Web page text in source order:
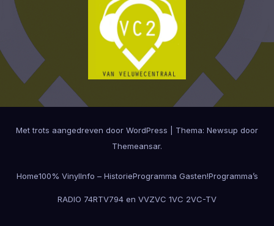
Met trots aangedreven door WordPress Thema: Newsup door
Themeansar.
Home100% VinylInfo – HistorieProgramma Gasten!Programma’s
RADIO 74RTV794 en VVZVC 1VC 2VC-TV